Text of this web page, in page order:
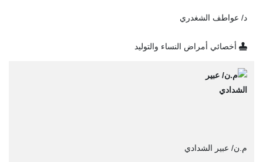
د/ عواطف الشغدري
أخصائي أمراض النساء والتوليد
م.ن/ عبير الشدادي